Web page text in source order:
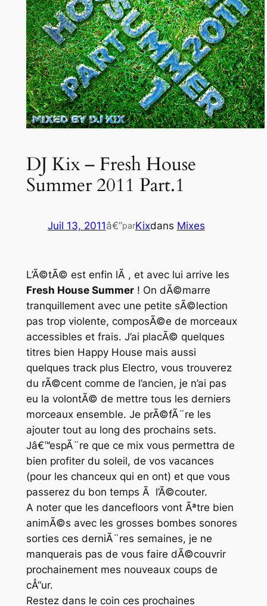
DJ Kix – Fresh House
Summer 2011 Part.1
Juil 13, 2011â€”parKixdans Mixes
L’Ã©tÃ© est enfin lÃ , et avec lui arrive les
Fresh House Summer! On dÃ©marre
tranquillement avec une petite sÃ©lection
pas trop violente, composÃ©e de morceaux
accessibles et frais. J’ai placÃ© quelques
titres bien Happy House mais aussi
quelques track plus Electro, vous trouverez
du rÃ©cent comme de l’ancien, je n’ai pas
eu la volontÃ© de mettre tous les derniers
morceaux ensemble. Je prÃ©fÃ¨re les
ajouter tout au long des prochains sets.
Jâ€™espÃ¨re que ce mix vous permettra de
bien profiter du soleil, de vos vacances
(pour les chanceux qui en ont) et que vous
passerez du bon temps Ã l’Ã©couter.
A noter que les dancefloors vont Ãªtre bien
animÃ©s avec les grosses bombes sonores
sorties ces derniÃ¨res semaines, je ne
manquerais pas de vous faire dÃ©couvrir
prochainement mes nouveaux coups de
cÅ“ur.
Restez dans le coin ces prochaines